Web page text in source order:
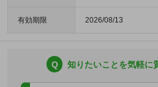
有効期限 2026/08/13
Q 知りたいことを気軽に